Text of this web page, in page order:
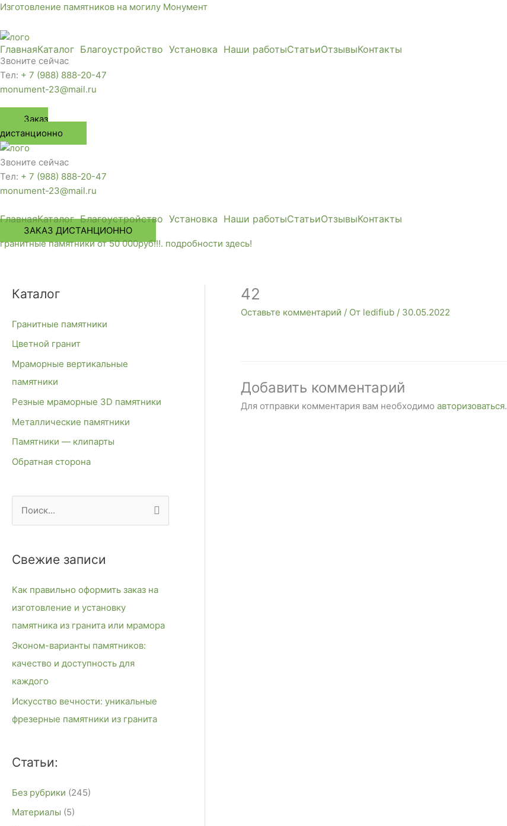
Перейти
содержимому
Изготовление памятников на могилу Монумент
ГлавнаяКаталог Благоустройство Установка Наши работыСтатьиОтзывыКонтакты
Звоните сейчас
Тел: + 7 (988) 888-20-47
monument-23@mail.ru
Заказ
дистанционно
Звоните сейчас
Тел: + 7 (988) 888-20-47
monument-23@mail.ru
ГлавнаяКаталог Благоустройство Установка Наши работыСтатьиОтзывыКонтакты
ЗАКАЗ ДИСТАНЦИОННО
гранитные памятники от 50 000руб!!!. подробности здесь!
Каталог
Гранитные памятники
Цветной гранит
Мраморные вертикальные
памятники
Резные мраморные 3D памятники
Металлические памятники
Памятники — клипарты
Обратная сторона
с
к
Свежие записи
Как правильно оформить заказ на
изготовление и установку
памятника из гранита или мрамора
Эконом-варианты памятников:
качество и доступность для
каждого
Искусство вечности: уникальные
фрезерные памятники из гранита
Статьи:
Без рубрики (245)
Материалы (5)
42
Оставьте комментарий / От ledifiub / 30.05.2022
Добавить комментарий
Для отправки комментария вам необходимо авторизоваться.